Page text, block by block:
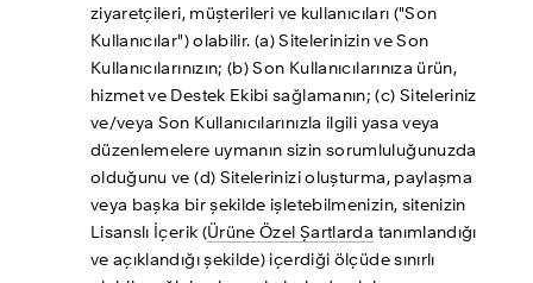
ziyaretçileri, müşterileri ve kullanıcıları ("Son
Kullanıcılar") olabilir. (a) Sitelerinizin ve Son
Kullanıcılarınızın; (b) Son Kullanıcılarınıza ürün,
hizmet ve Destek Ekibi sağlamanın; (c) Siteleriniz
ve/veya Son Kullanıcılarınızla ilgili yasa veya
düzenlemelere uymanın sizin sorumluluğunuzda
olduğunu ve (d) Sitelerinizi oluşturma, paylaşma
veya başka bir şekilde işletebilmenizin, sitenizin
Lisanslı İçerik (Ürüne Özel Şartlarda tanımlandığı
ve açıklandığı şekilde) içerdiği ölçüde sınırlı